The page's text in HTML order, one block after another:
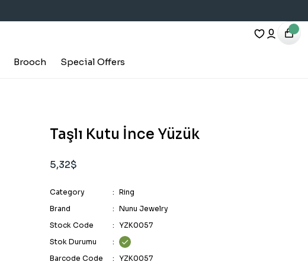
Brooch Special Offers
Taşlı Kutu İnce Yüzük
5,32$
Category
Ring
Brand
Nunu Jewelry
Stock Code
YZK0057
Stok Durumu
Barcode Code
YZK0057